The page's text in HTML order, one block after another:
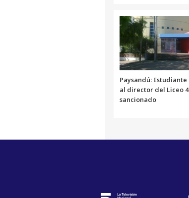
Paysandú:
al director del Liceo
sancionado